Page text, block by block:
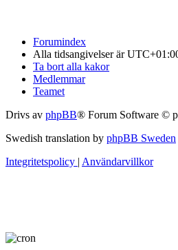
Forumindex
Alla tidsangivelser är
Ta bort alla kakor
Medlemmar
Teamet
Drivs av phpBB® Forum Software ©
Swedish translation by phpBB Sweden
Integritetspolicy | Användarvillkor